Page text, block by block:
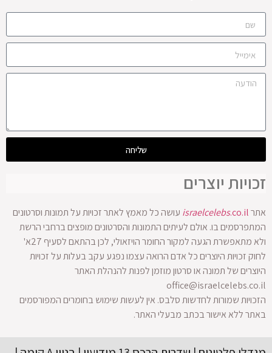
שליחה
זכויות יוצרים
אתר israelcelebs.co.il
עושה כל מאמץ לאתר זכויות על תמונות וסרטונים
המתפרסמים בו. אולם לעיתים התמונות והסרטונים מופצים ברחבי הרשת
ולא מתאפשרת הגעה למקור החומר הויזאולי, לכן בהתאם לסעיף 27א'
לחוק זכויות היוצרים כל אדם הרואה עצמו נפגע עקב בעלות על זכויות
היוצרים של תמונה או סרטון מוזמן לפנות להנהלת האתר
office@israelcelebs.co.il
הזכויות שמורות לחדשות סלבס. אין לעשות שימוש בחומרים המפורסמים
באתר ללא אישור בכתב מבעלי האתר.